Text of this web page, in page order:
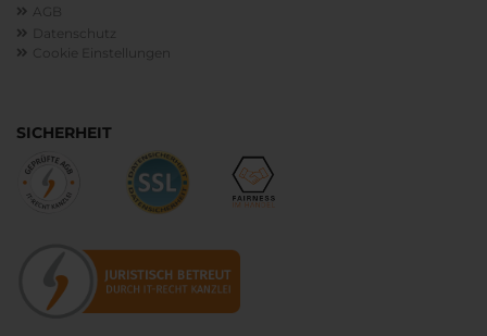
AGB
Datenschutz
Cookie Einstellungen
SICHERHEIT